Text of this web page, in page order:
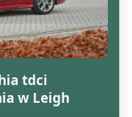
tdci
w Leigh